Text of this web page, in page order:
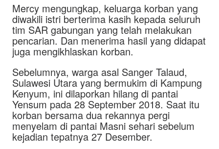
Mercy mengungkap, keluarga korban yang
diwakili istri berterima kasih kepada seluruh
tim SAR gabungan yang telah melakukan
pencarian. Dan menerima hasil yang didapat
juga mengikhlaskan korban.
Sebelumnya, warga asal Sanger Talaud,
Sulawesi Utara yang bermukim di Kampung
Kenyum, ini dilaporkan hilang di pantai
Yensum pada 28 September 2018. Saat itu
korban bersama dua rekannya pergi
menyelam di pantai Masni sehari sebelum
kejadian tepatnya 27 Desember.